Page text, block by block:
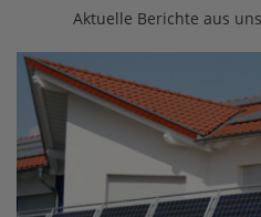
Aktuelle Berichte aus